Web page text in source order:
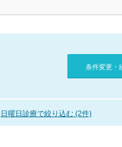
条件変更・
日曜日診療で絞り込む (2件)